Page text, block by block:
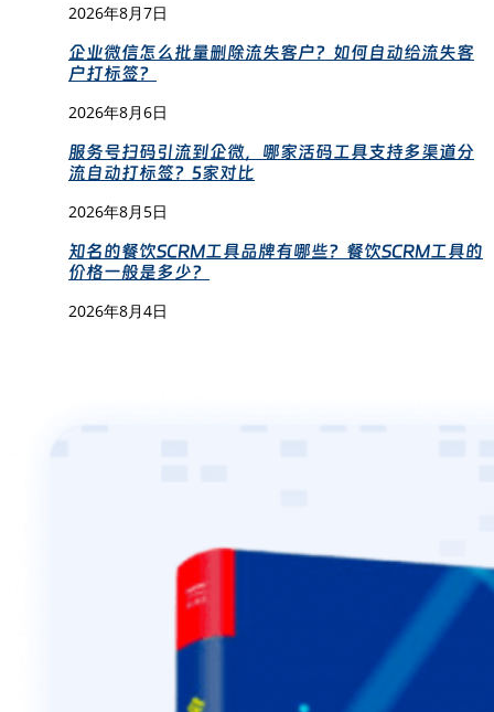
2026年8月7日
企业微信怎么批量删除流失客户？如何自动给流失客
户打标签？
2026年8月6日
服务号扫码引流到企微，哪家活码工具支持多渠道分
流自动打标签？5家对比
2026年8月5日
知名的餐饮SCRM工具品牌有哪些？餐饮SCRM工具的
价格一般是多少？
2026年8月4日